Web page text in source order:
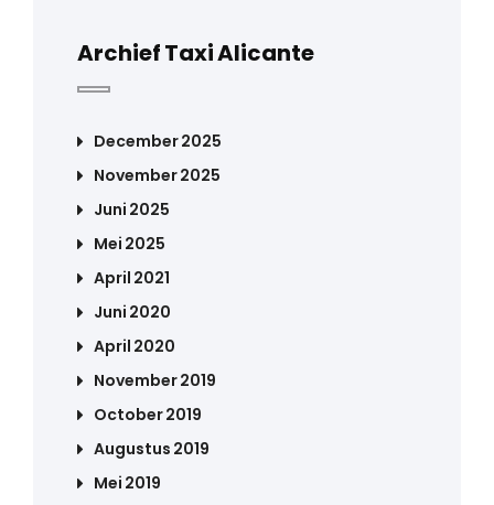
Archief Taxi Alicante
December 2025
November 2025
Juni 2025
Mei 2025
April 2021
Juni 2020
April 2020
November 2019
October 2019
Augustus 2019
Mei 2019